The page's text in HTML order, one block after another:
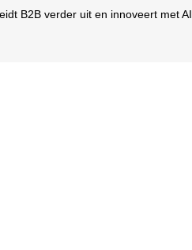
B2B verder uit en innoveert met AI